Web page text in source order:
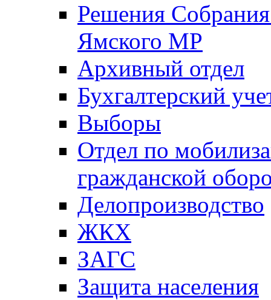
Решения
Ямского МР
Архивный отдел
Бухгалтерский
Выборы
Отдел по
гражданской
Делопроизводство
ЖКХ
ЗАГС
Защита населения